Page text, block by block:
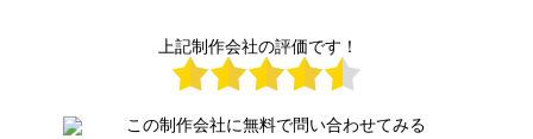
上記制作会社の評価です！